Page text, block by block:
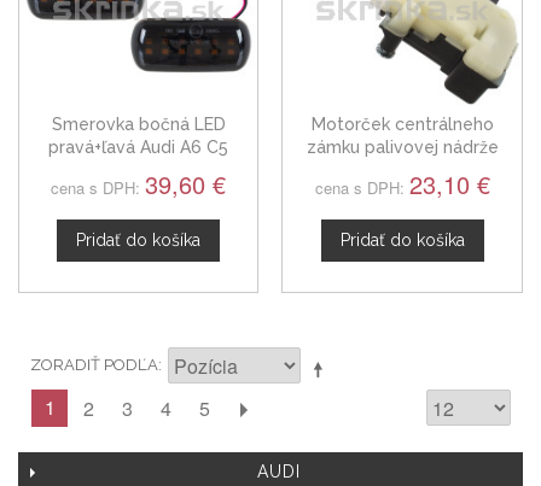
Smerovka bočná LED
pravá+ľavá Audi A6 C5
cena s DPH: 39,60 €
Pridať do košíka
Motorček centrálneho
zámku palivovej nádrže
cena s DPH: 23,10 €
Pridať do košíka
ZORADIŤ PODĽA
1 2 3 4 5
AUDI